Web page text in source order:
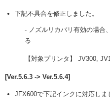
下記不具合を修正しました。
- ノズルリカバリ有効の場合
る
【対象プリンタ】 JV300,
[Ver.5.6.3 -> Ver.5.6.4]
JFX600で下記インクに対応しま